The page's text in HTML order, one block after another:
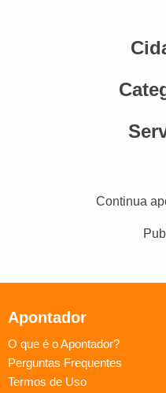
Continua
Apontador
O que é o Apontador?
Perguntas Frequentes
Termos de Uso